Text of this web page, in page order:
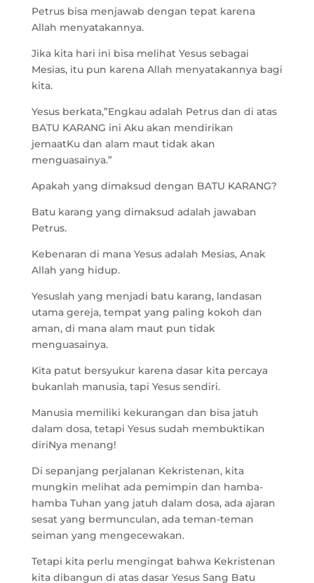
Petrus bisa menjawab dengan tepat karena
Allah menyatakannya.
Jika kita hari ini bisa melihat Yesus sebagai
Mesias, itu pun karena Allah menyatakannya bagi
kita.
Yesus berkata,”Engkau adalah Petrus dan di atas
BATU KARANG ini Aku akan mendirikan
jemaatKu dan alam maut tidak akan
menguasainya.”
Apakah yang dimaksud dengan BATU KARANG?
Batu karang yang dimaksud adalah jawaban
Petrus.
Kebenaran di mana Yesus adalah Mesias, Anak
Allah yang hidup.
Yesuslah yang menjadi batu karang, landasan
utama gereja, tempat yang paling kokoh dan
aman, di mana alam maut pun tidak
menguasainya.
Kita patut bersyukur karena dasar kita percaya
bukanlah manusia, tapi Yesus sendiri.
Manusia memiliki kekurangan dan bisa jatuh
dalam dosa, tetapi Yesus sudah membuktikan
diriNya menang!
Di sepanjang perjalanan Kekristenan, kita
mungkin melihat ada pemimpin dan hamba-
hamba Tuhan yang jatuh dalam dosa, ada ajaran
sesat yang bermunculan, ada teman-teman
seiman yang mengecewakan.
Tetapi kita perlu mengingat bahwa Kekristenan
kita dibangun di atas dasar Yesus Sang Batu